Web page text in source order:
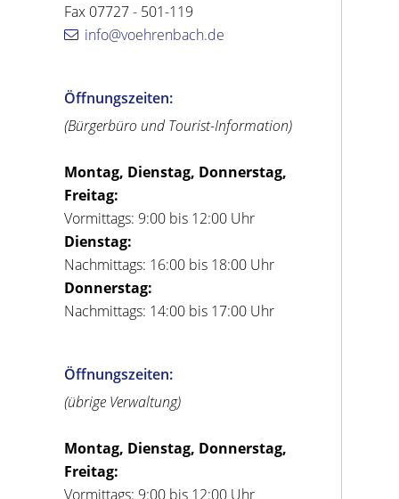
Fax 07727 - 501-119
info@voehrenbach.de
Öffnungszeiten:
(Bürgerbüro und Tourist-Information)
Montag, Dienstag, Donnerstag,
Freitag:
Vormittags: 9:00 bis 12:00 Uhr
Dienstag:
Nachmittags: 16:00 bis 18:00 Uhr
Donnerstag:
Nachmittags: 14:00 bis 17:00 Uhr
Öffnungszeiten:
(übrige Verwaltung)
Montag, Dienstag, Donnerstag,
Freitag:
Vormittags: 9:00 bis 12:00 Uhr